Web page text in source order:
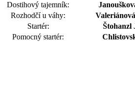
Dostihový tajemník:
Rozhodčí u váhy:
Startér:
Štohanzl
Pomocný startér: